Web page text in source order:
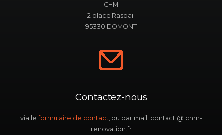
CHM
2 place Raspail
95330 DOMONT
Contactez-nous
via leformulaire de contact , ou par mail: contact @ chm-
renovation.fr